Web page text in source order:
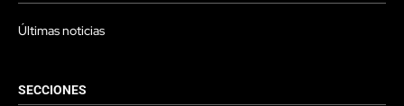
Últimas noticias
SECCIONES